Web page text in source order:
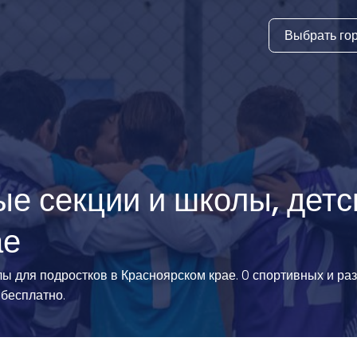
виды
спорта
Выбрать
секции и школы,
для подростков в Красноярском крае. 0 спортивных и